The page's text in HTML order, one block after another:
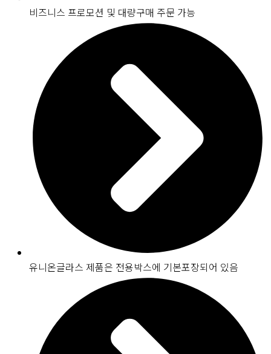
비즈니스 프로모션 및 대량구매 주문 가능
유니온글라스 제품은 전용박스에 기본포장되어 있음